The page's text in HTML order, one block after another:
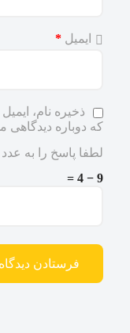
ایمیل *
ذخیره نام،
که دوباره دیدگاهی
لطفا پاسخ را به
9 − 4 =